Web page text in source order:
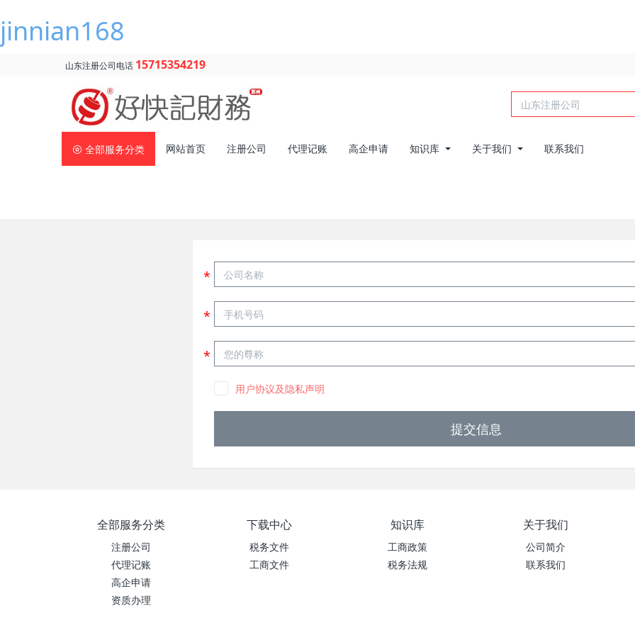
jinnian168
山东注册公司电话 15715354219
全部服务分类 网站首页 注册公司 代理记账 高企申请 知识库 关于我们 联系我们
用户协议及隐私声明
提交信息
全部服务分类
注册公司
代理记账
高企申请
资质办理
下载中心
税务文件
工商文件
知识库
工商政策
税务法规
关于我们
公司简介
联系我们